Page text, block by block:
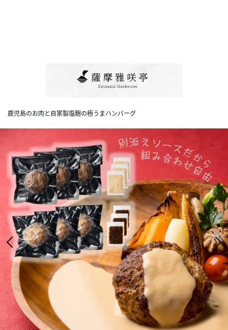
鹿児島のお肉と自家製塩麹の極うまハンバーグ